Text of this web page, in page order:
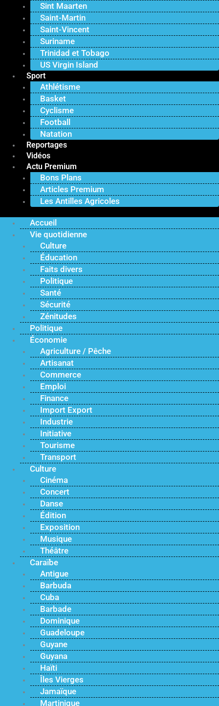
Sint Maarten
Saint-Martin
Saint-Vincent
Suriname
Trinidad et Tobago
US Virgin Island
Sport
Athlétisme
Basket
Cyclisme
Football
Natation
Reportages
Vidéos
Actu Premium
Bons Plans
Articles Premium
Les Antilles Agricoles
Accueil
Vie quotidienne
Culture
Éducation
Faits divers
Politique
Santé
Sécurité
Zénitudes
Politique
Économie
Agriculture / Pêche
Artisanat
Commerce
Emploi
Finance
Import Export
Industrie
Initiative
Tourisme
Transport
Culture
Cinéma
Concert
Danse
Édition
Exposition
Musique
Théâtre
Caraïbe
Antigue
Barbuda
Cuba
Barbade
Dominique
Guadeloupe
Guyane
Guyana
Haïti
Îles Vierges
Jamaïque
Martinique